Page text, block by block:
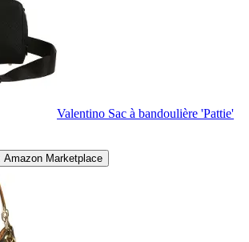
Valentino Sac à bandoulière 'Pattie'
Marketplace